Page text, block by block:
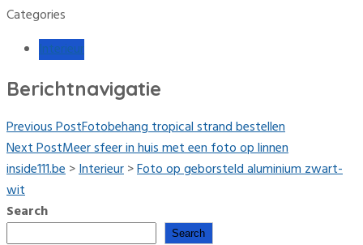
Categories
Interieur
Berichtnavigatie
Previous PostFotobehang tropical strand bestellen
Next PostMeer sfeer in huis met een foto op linnen
inside111.be>Interieur>Foto op geborsteld aluminium zwart-
wit
Search
Search